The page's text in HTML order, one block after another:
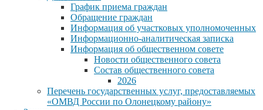
График приема граждан
Обращение граждан
Информация об участковых уполномоченных
Информационно-аналитическая записка
Информация об общественном совете
Новости общественного совета
Состав общественного совета
2026
Перечень государственных услуг, предоставляемых
«ОМВД России по Олонецкому району»